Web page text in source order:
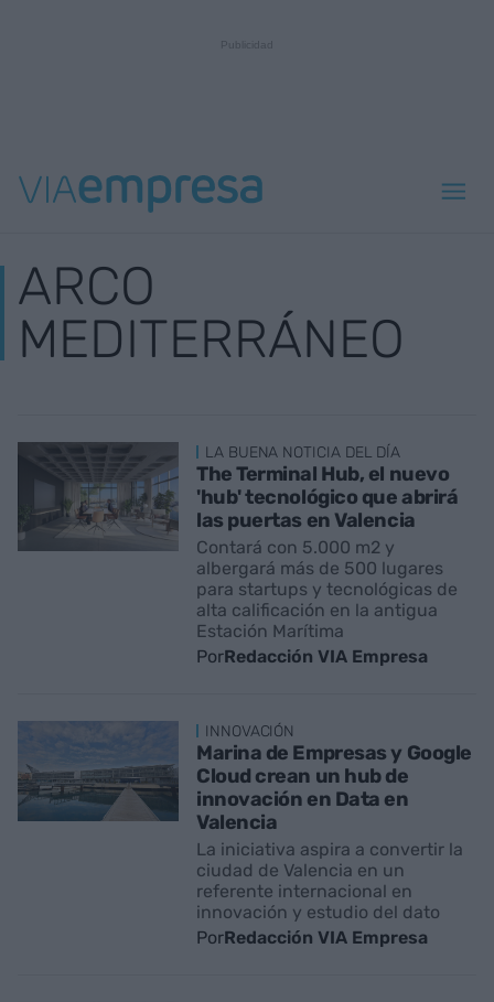
ARCO
MEDITERRÁNEO
LA BUENA NOTICIA DEL DÍA
The Terminal Hub, el nuevo
'hub' tecnológico que abrirá
las puertas en Valencia
Contará con 5.000 m2 y
albergará más de 500 lugares
para startups y tecnológicas de
alta calificación en la antigua
Estación Marítima
PorRedacción VIA Empresa
INNOVACIÓN
Marina de Empresas y Google
Cloud crean un hub de
innovación en Data en
Valencia
La iniciativa aspira a convertir la
ciudad de Valencia en un
referente internacional en
innovación y estudio del dato
PorRedacción VIA Empresa